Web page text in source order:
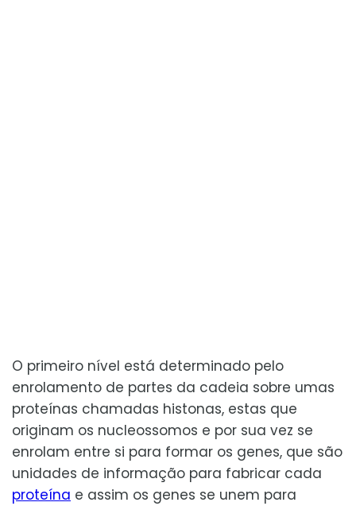
O primeiro nível está determinado pelo
enrolamento de partes da cadeia sobre umas
proteínas chamadas histonas, estas que
originam os nucleossomos e por sua vez se
enrolam entre si para formar os genes, que são
unidades de informação para fabricar cada
proteína e assim os genes se unem para